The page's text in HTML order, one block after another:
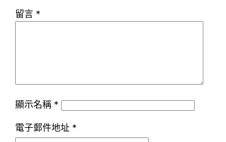
留言 *
顯示名稱 *
電子郵件地址 *